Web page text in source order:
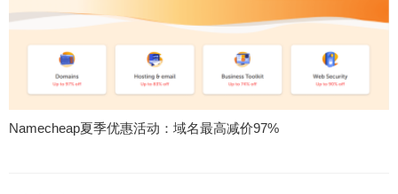
Namecheap夏季优惠活动：域名最高减价97%